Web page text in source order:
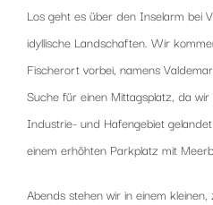
Los geht es über den Inselarm bei
idyllische Landschaften. Wir
Fischerort vorbei, namens
Suche für einen Mittagsplatz, da
Industrie- und Hafengebiet
einem erhöhten Parkplatz mit
Abends stehen wir in einem